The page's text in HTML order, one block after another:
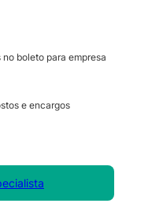
boleto para empresa
e encargos